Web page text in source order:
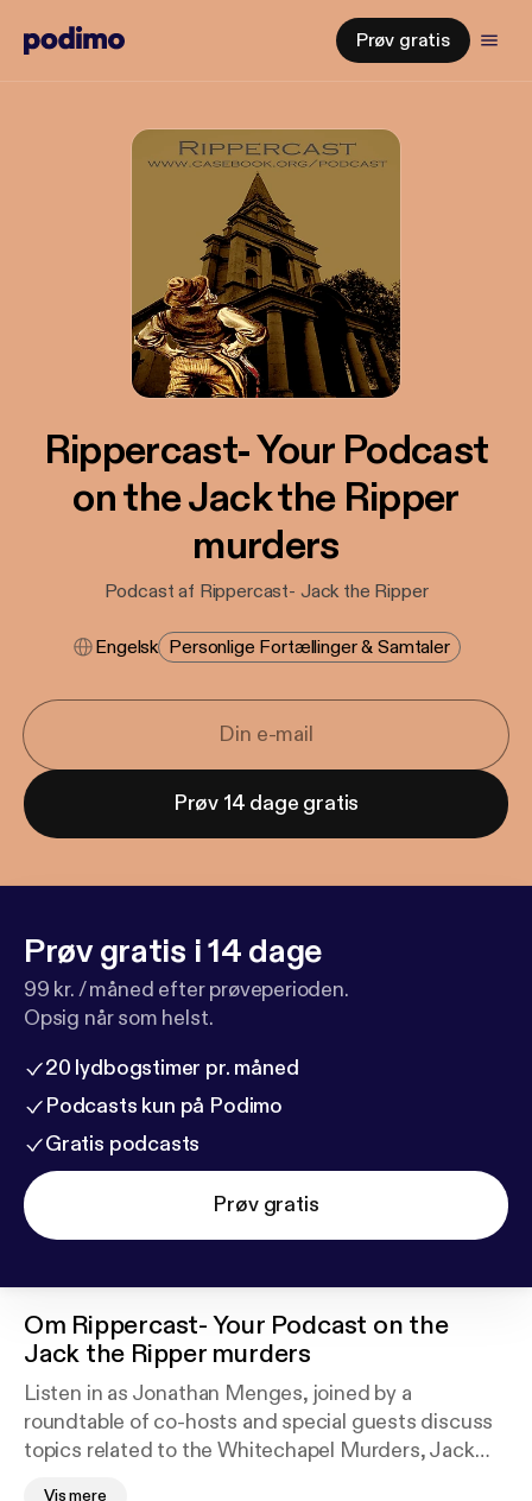
Prøv gratis
Rippercast- Your Podcast
on the Jack the Ripper
murders
Podcast af Rippercast- Jack the Ripper
Engelsk Personlige Fortællinger & Samtaler
Prøv 14 dage gratis
Prøv gratis i 14 dage
99 kr. / måned efter prøveperioden.
Opsig når som helst.
20 lydbogstimer pr. måned
Podcasts kun på Podimo
Gratis podcasts
Prøv gratis
Om Rippercast- Your Podcast on the
Jack the Ripper murders
Listen in as Jonathan Menges, joined by a
roundtable of co-hosts and special guests discuss
topics related to the Whitechapel Murders, Jack
Vis mere